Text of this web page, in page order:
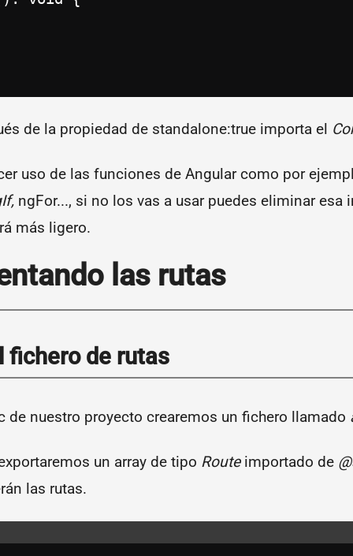
de la propiedad de standalone:true importa el
uso de las funciones de Angular como por
ngFor..., si no los vas a usar puedes eliminar esa
más ligero.
las rutas
fichero de rutas
de nuestro proyecto crearemos un fichero llamado
un array de tipo Routeimportado de
las rutas.